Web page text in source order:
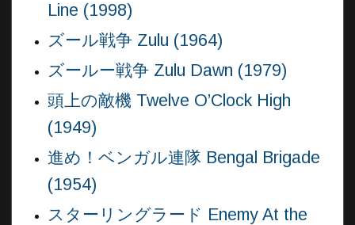
Line (1998)
ズール戦争 Zulu (1964)
ズールー戦争 Zulu Dawn (1979)
頭上の敵機 Twelve O’Clock High
(1949)
進め！ベンガル連隊 Bengal Brigade
(1954)
スターリングラード Enemy At the